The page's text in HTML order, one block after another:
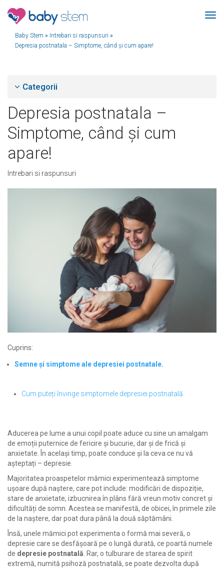
Baby Stem » Intrebari si raspunsuri »
Depresia postnatala – Simptome, când și cum apare!
Categorii
Depresia postnatala –
Simptome, când și cum
apare!
Intrebari si raspunsuri
Cuprins:
Semne și simptome ale depresiei postnatale.
Cum puteți învinge simptomele depresiei postnatală.
Aducerea pe lume a unui copil poate aduce cu sine un amalgam
de emoții puternice de fericire și bucurie, dar și de frică și
anxietate. În același timp, poate conduce și la ceva ce nu vă
așteptați – depresie.
Majoritatea proaspetelor mămici experimentează simptome
ușoare după naștere, care pot include: modificări de dispoziție,
stare de anxietate, izbucnirea în plâns fără vreun motiv concret și
dificultăți de somn. Acestea se manifestă, de obicei, în primele zile
de la naștere, dar poat dura până la două săptămâni.
Însă, unele mămici pot experimenta o formă mai severă, o
depresie care se desfășoară pe o lungă durată, ce poartă numele
de depresie postnatală . Rar, o tulburare de starea de spirit
extremă, numită psihoză postnatală, se poate dezvolta după